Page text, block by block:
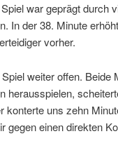
war geprägt durch
In der 38. Minute
vorher.
weiter offen. Beide
herausspielen,
uns zehn
gegen einen direkten